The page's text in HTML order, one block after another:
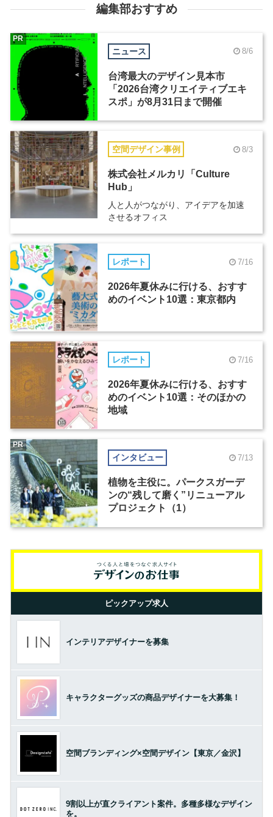
編集部おすすめ
ニュース 8/6
台湾最大のデザイン見本市
「2026台湾クリエイティブエキ
スポ」が8月31日まで開催
PR
空間デザイン事例 8/3
株式会社メルカリ「Culture
Hub」
人と人がつながり、アイデアを加速
させるオフィス
レポート 7/16
2026年夏休みに行ける、おすす
めのイベント10選：東京都内
レポート 7/16
2026年夏休みに行ける、おすす
めのイベント10選：そのほかの
地域
インタビュー 7/13
植物を主役に。パークスガーデ
ンの“残して磨く”リニューアル
プロジェクト（1）
PR
ピックアップ求人
インテリアデザイナーを募集
キャラクターグッズの商品デザイナーを大募集！
空間ブランディング×空間デザイン【東京／金沢】
9割以上が直クライアント案件。多種多様なデザイン
を。